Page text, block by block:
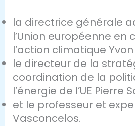
la directrice générale
l’Union européenne en
l’action climatique
le directeur de la
coordination de la
l’énergie de l’UE Pierre
et le professeur et
Vasconcelos.